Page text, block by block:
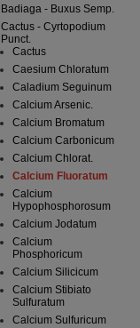
Badiaga - Buxus Semp.
Cactus - Cyrtopodium
Punct.
Cactus
Caesium Chloratum
Caladium Seguinum
Calcium Arsenic.
Calcium Bromatum
Calcium Carbonicum
Calcium Chlorat.
Calcium Fluoratum
Calcium
Hypophosphorosum
Calcium Jodatum
Calcium
Phosphoricum
Calcium Silicicum
Calcium Stibiato
Sulfuratum
Calcium Sulfuricum